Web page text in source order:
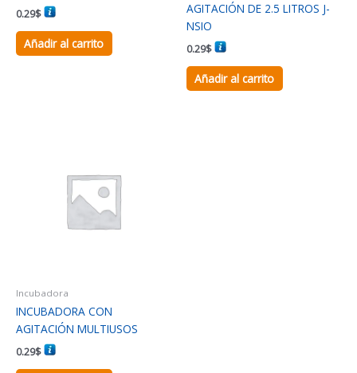
0.29$
Añadir al carrito
AGITACIÓN DE 2.5 LITROS J-
NSIO
0.29$
Añadir al carrito
Incubadora
INCUBADORA CON
AGITACIÓN MULTIUSOS
0.29$